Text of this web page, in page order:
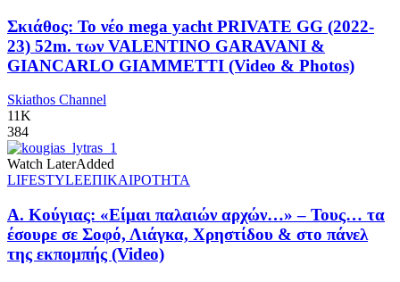
Σκιάθος: Το νέο mega yacht PRIVATE GG (2022-
23) 52m. των VALENTINO GARAVANI &
GIANCARLO GIAMMETTI (Video & Photos)
Skiathos Channel
11K
384
Watch LaterAdded
LIFESTYLEΕΠΙΚΑΙΡΟΤΗΤΑ
Α. Κούγιας: «Είμαι παλαιών αρχών…» – Τους… τα
έσουρε σε Σοφό, Λιάγκα, Χρηστίδου & στο πάνελ
της εκπομπής (Video)